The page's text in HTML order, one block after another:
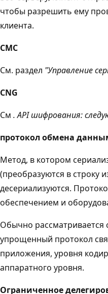
чтобы разрешить ему
клиента.
CMC
См. раздел "Управление
CNG
См . API шифрования:
протокол обмена
Метод, в котором
(преобразуются в строку
десериализуются.
обеспечением и
Обычно рассматривается
упрощенный протокол
приложения, уровня
аппаратного уровня.
Ограниченное